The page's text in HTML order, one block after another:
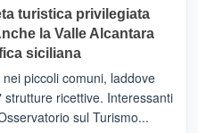
turistica privilegiata
la Valle Alcantara
siciliana
piccoli comuni, laddove
ricettive. Interessanti
sul Turismo...